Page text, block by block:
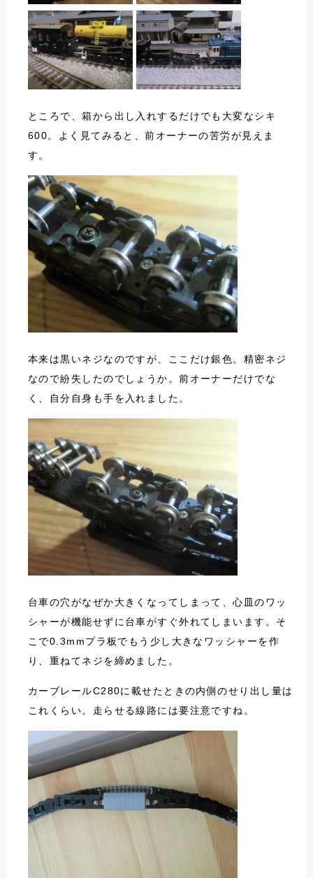
ところで、箱から出し入れするだけでも大変なシキ
600。よく見てみると、前オーナーの苦労が見えま
す。
本来は黒いネジなのですが、ここだけ銀色。精密ネジ
なので紛失したのでしょうか。前オーナーだけでな
く、自分自身も手を入れました。
台車の穴がなぜか大きくなってしまって、心皿のワッ
シャーが機能せずに台車がすぐ外れてしまいます。そ
こで0.3mmプラ板でもう少し大きなワッシャーを作
り、重ねてネジを締めました。
カーブレールC280に載せたときの内側のせり出し量は
これくらい。走らせる線路には要注意ですね。